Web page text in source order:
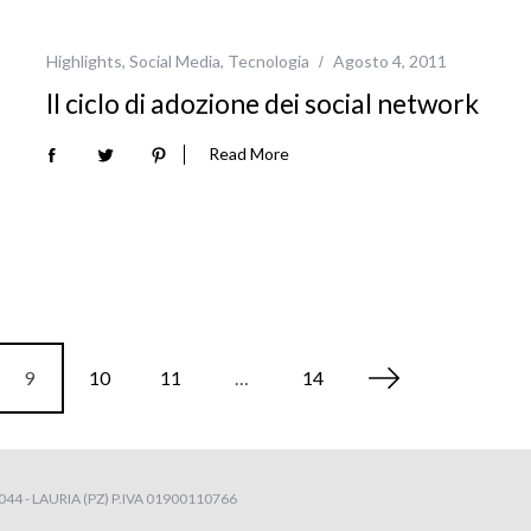
Highlights, Social Media, Tecnologia Agosto 4, 2011
Il ciclo di adozione dei social network
Read More
9 10 11 … 14
- LAURIA (PZ) P.IVA 01900110766